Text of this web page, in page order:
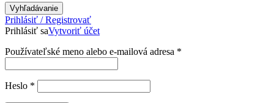
Vyhľadávanie
Prihlásiť / Registrovať
Prihlásiť saVytvoriť účet
Používateľské meno alebo e-mailová adresa *
Heslo *